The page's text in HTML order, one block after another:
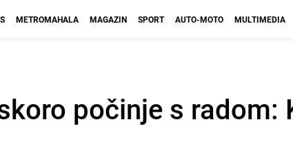
METROMAHALA MAGAZIN SPORT AUTO-MOTO MULTIMEDIA
počinje s radom: